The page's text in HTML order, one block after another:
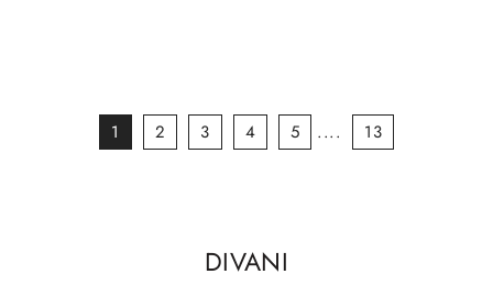
1 2 3 4 5 .... 13
DIVANI